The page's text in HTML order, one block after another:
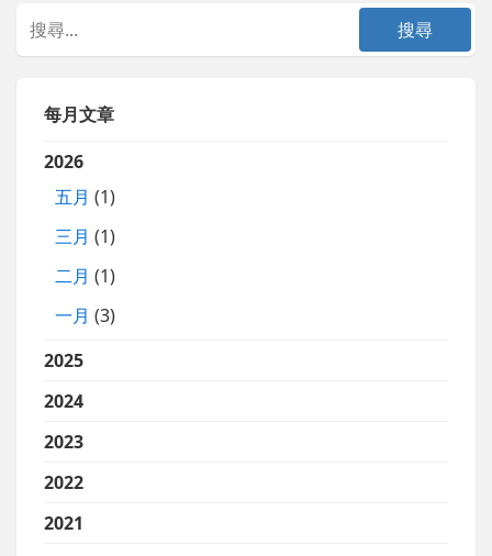
每月文章
2026
五月 (1)
三月 (1)
二月 (1)
一月 (3)
2025
2024
2023
2022
2021